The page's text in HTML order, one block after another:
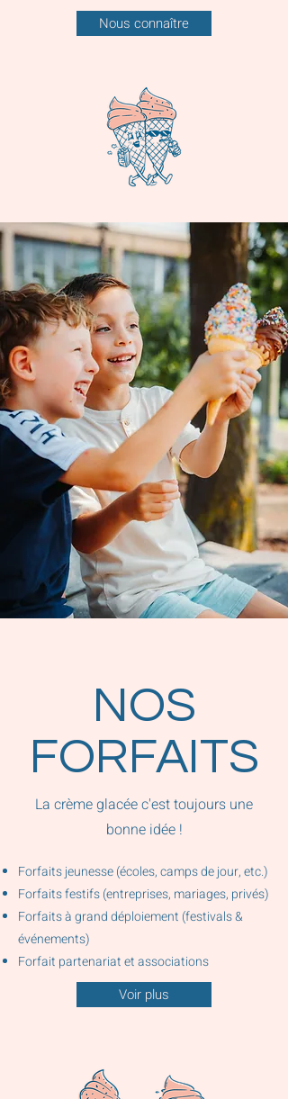
Nous connaître
NOS
FORFAITS
La crème glacée c'est toujours une
bonne idée !
Forfaits jeunesse (écoles, camps de jour, etc.)
Forfaits festifs (entreprises, mariages, privés)
Forfaits à grand déploiement (festivals &
événements)
Forfait partenariat et associations
Voir plus